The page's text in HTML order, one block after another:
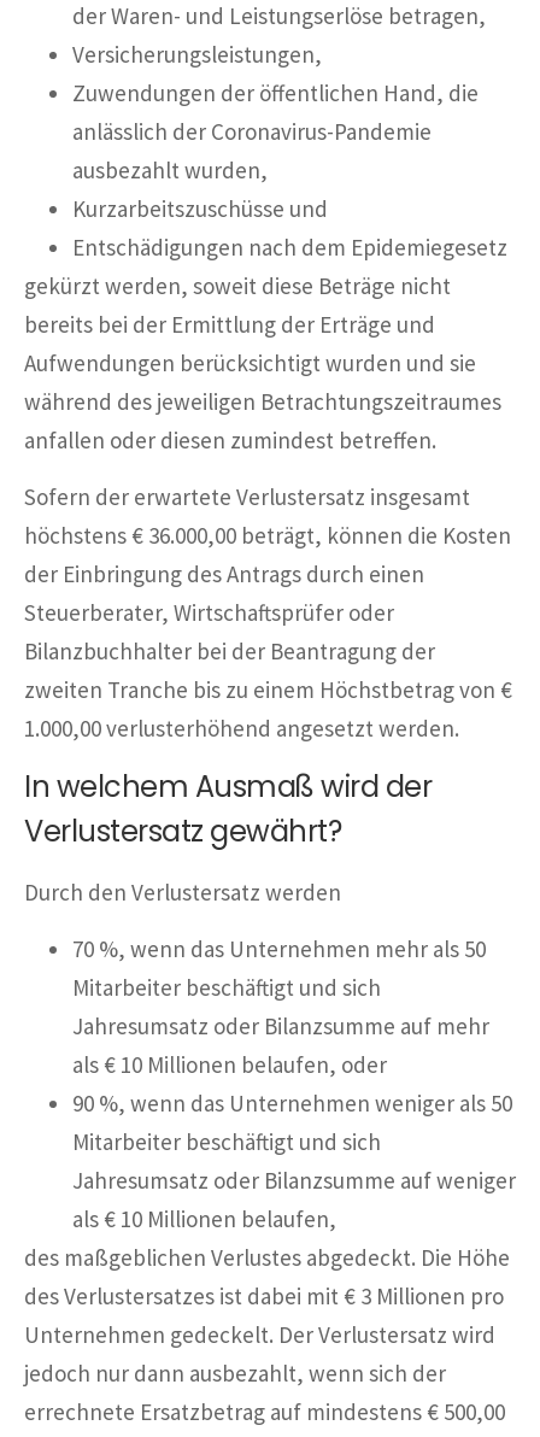
der Waren- und Leistungserlöse betragen,
Versicherungsleistungen,
Zuwendungen der öffentlichen Hand, die
anlässlich der Coronavirus-Pandemie
ausbezahlt wurden,
Kurzarbeitszuschüsse und
Entschädigungen nach dem Epidemiegesetz
gekürzt werden, soweit diese Beträge nicht
bereits bei der Ermittlung der Erträge und
Aufwendungen berücksichtigt wurden und sie
während des jeweiligen Betrachtungszeitraumes
anfallen oder diesen zumindest betreffen.
Sofern der erwartete Verlustersatz insgesamt
höchstens € 36.000,00 beträgt, können die Kosten
der Einbringung des Antrags durch einen
Steuerberater, Wirtschaftsprüfer oder
Bilanzbuchhalter bei der Beantragung der
zweiten Tranche bis zu einem Höchstbetrag von €
1.000,00 verlusterhöhend angesetzt werden.
In welchem Ausmaß wird der
Verlustersatz gewährt?
Durch den Verlustersatz werden
70 %, wenn das Unternehmen mehr als 50
Mitarbeiter beschäftigt und sich
Jahresumsatz oder Bilanzsumme auf mehr
als € 10 Millionen belaufen, oder
90 %, wenn das Unternehmen weniger als 50
Mitarbeiter beschäftigt und sich
Jahresumsatz oder Bilanzsumme auf weniger
als € 10 Millionen belaufen,
des maßgeblichen Verlustes abgedeckt. Die Höhe
des Verlustersatzes ist dabei mit € 3 Millionen pro
Unternehmen gedeckelt. Der Verlustersatz wird
jedoch nur dann ausbezahlt, wenn sich der
errechnete Ersatzbetrag auf mindestens € 500,00